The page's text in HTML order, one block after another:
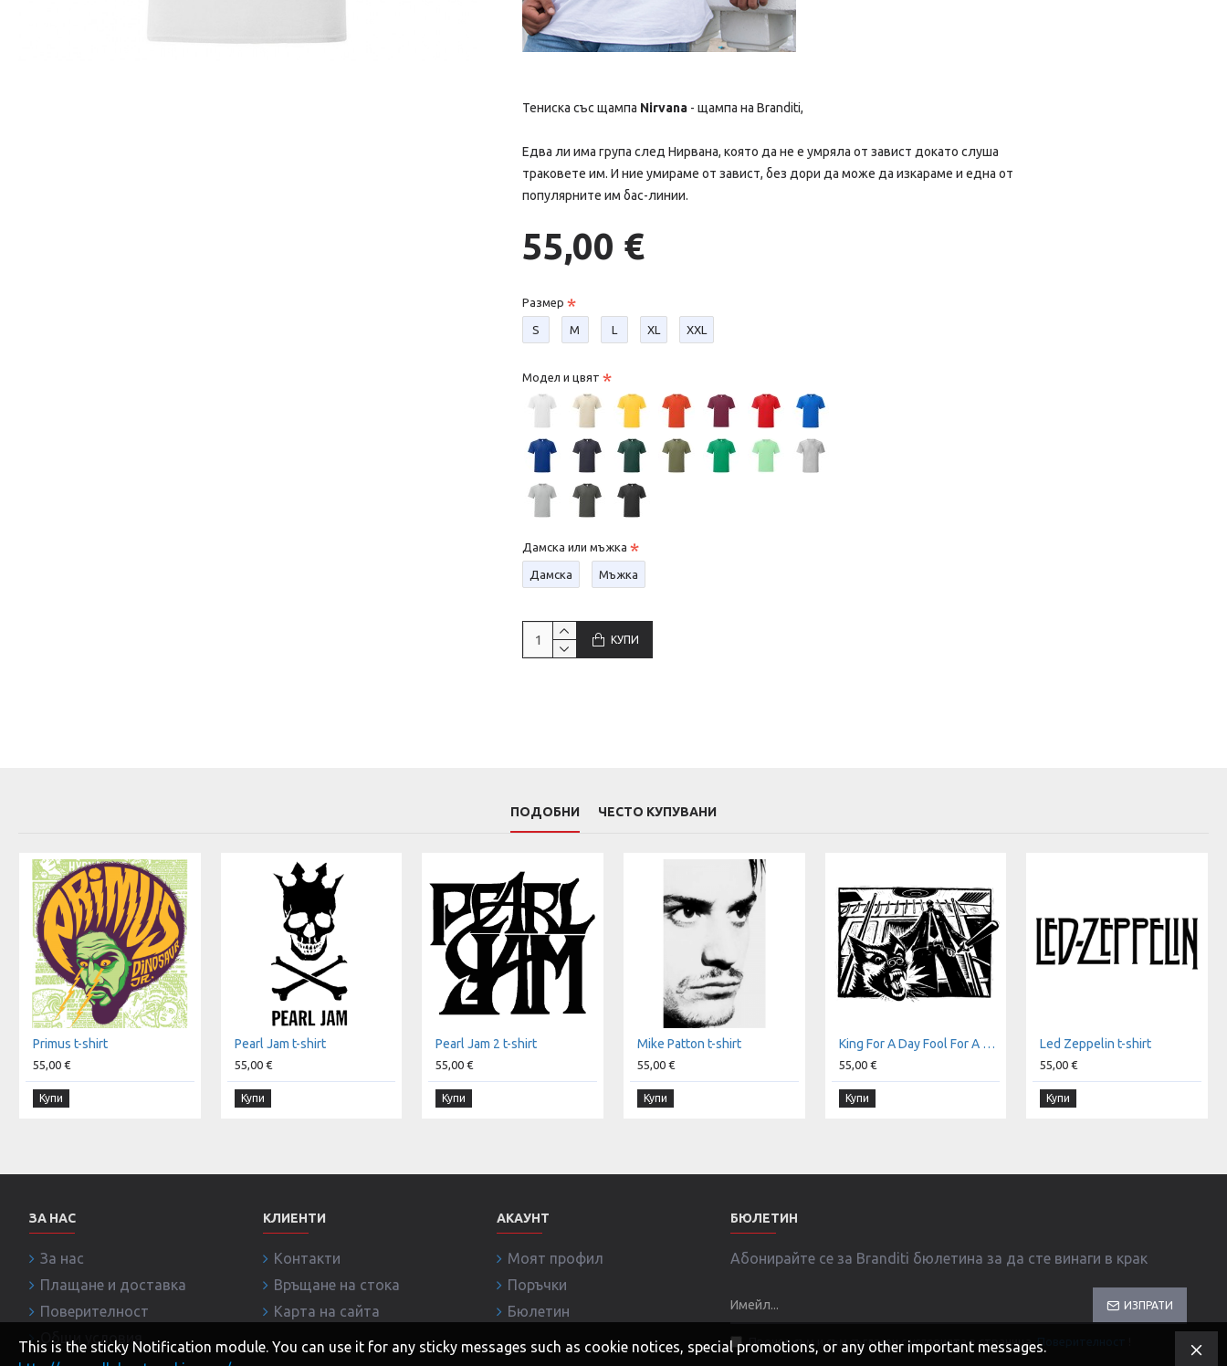
Тениска със щампа Nirvana- щампа на Branditi,
Едва ли има група след Нирвана, която да не е умряла от завист докато слуша
траковете им. И ние умираме от завист, без дори да може да изкараме и една от
популярните им бас-линии.
55,00 €
Размер
S М L XL XXL
Модел и цвят
Дамска или мъжка
Дамска Мъжка
КУПИ
ПОДОБНИ ЧЕСТО КУПУВАНИ
Primus t-shirt
55,00 €
Купи
Pearl Jam t-shirt
55,00 €
Купи
Pearl Jam 2 t-shirt
55,00 €
Купи
Mike Patton t-shirt
55,00 €
Купи
King For A Day Fool For A Lifetime t-shirt
55,00 €
Купи
Led Zeppelin t-shirt
55,00 €
Купи
ЗА НАС
За нас
Плащане и доставка
Поверителност
Общи условия
КЛИЕНТИ
Контакти
Връщане на стока
Карта на сайта
АКАУНТ
Моят профил
Поръчки
Бюлетин
БЮЛЕТИН
Абонирайте се за Branditi бюлетина за да сте винаги в крак
ИЗПРАТИ
Прочел съм и съм съгласен с условията в страница Поверителност
This is the sticky Notification module. You can use it for any sticky messages such as cookie notices, special promotions, or any other important messages.